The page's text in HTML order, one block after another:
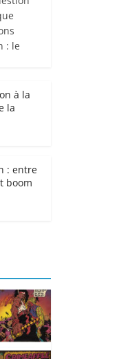
: le
à la
la
: entre
boom